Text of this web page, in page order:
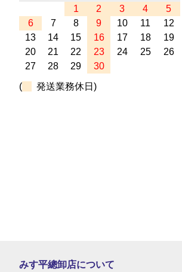
1
2 3 4
5
6
7 8 9 10 11
12
13
14 15 16 17 18
19
20
21 22 23 24 25
26
27
28 29
30
(
発送業務休日)
みす平總卸店について